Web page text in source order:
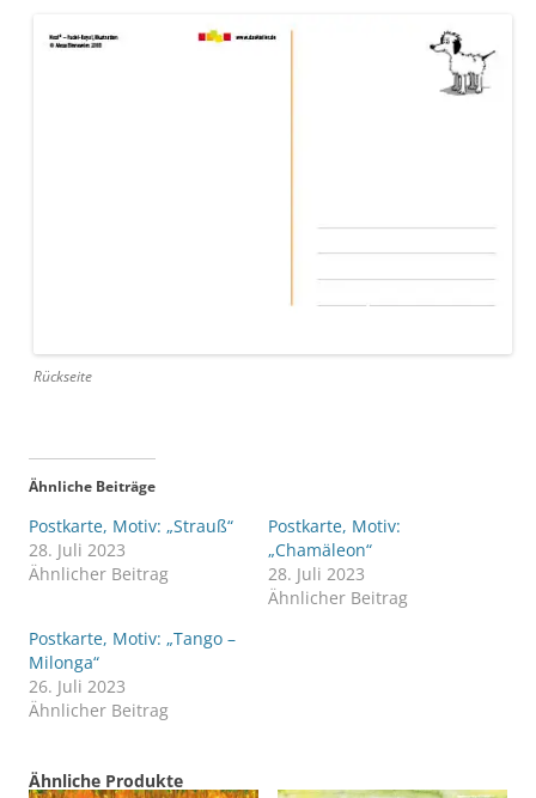
Rückseite
Ähnliche Beiträge
Postkarte, Motiv: „Strauß“
28. Juli 2023
Ähnlicher Beitrag
Postkarte, Motiv:
„Chamäleon“
28. Juli 2023
Ähnlicher Beitrag
Postkarte, Motiv: „Tango –
Milonga“
26. Juli 2023
Ähnlicher Beitrag
Ähnliche Produkte